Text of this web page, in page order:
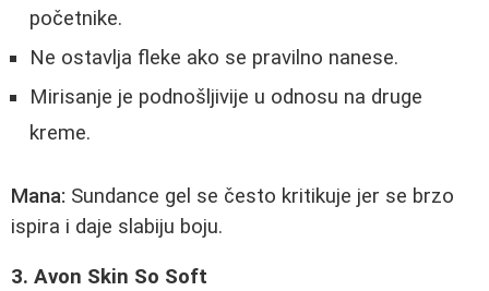
početnike.
Ne ostavlja fleke ako se pravilno nanese.
Mirisanje je podnošljivije u odnosu na druge
kreme.
Mana: Sundance gel se često kritikuje jer se brzo
ispira i daje slabiju boju.
3. Avon Skin So Soft